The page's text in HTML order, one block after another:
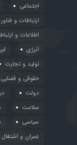
اجتماعی
ارتباطات و
اطلاعات و
انرژی
تولید و تجارت
حقوقی و قضایی
دولت
سلامت
سیاسی
عمران و اشتغال